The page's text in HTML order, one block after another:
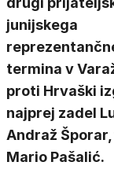
junijskega
termina v
proti Hrvaški
najprej zadel
Andraž
Mario Pašalić.